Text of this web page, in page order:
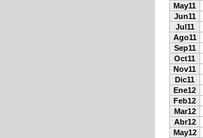
May11
Jun11
Jul11
Ago11
Sep11
Oct11
Nov11
Dic11
Ene12
Feb12
Mar12
Abr12
May12